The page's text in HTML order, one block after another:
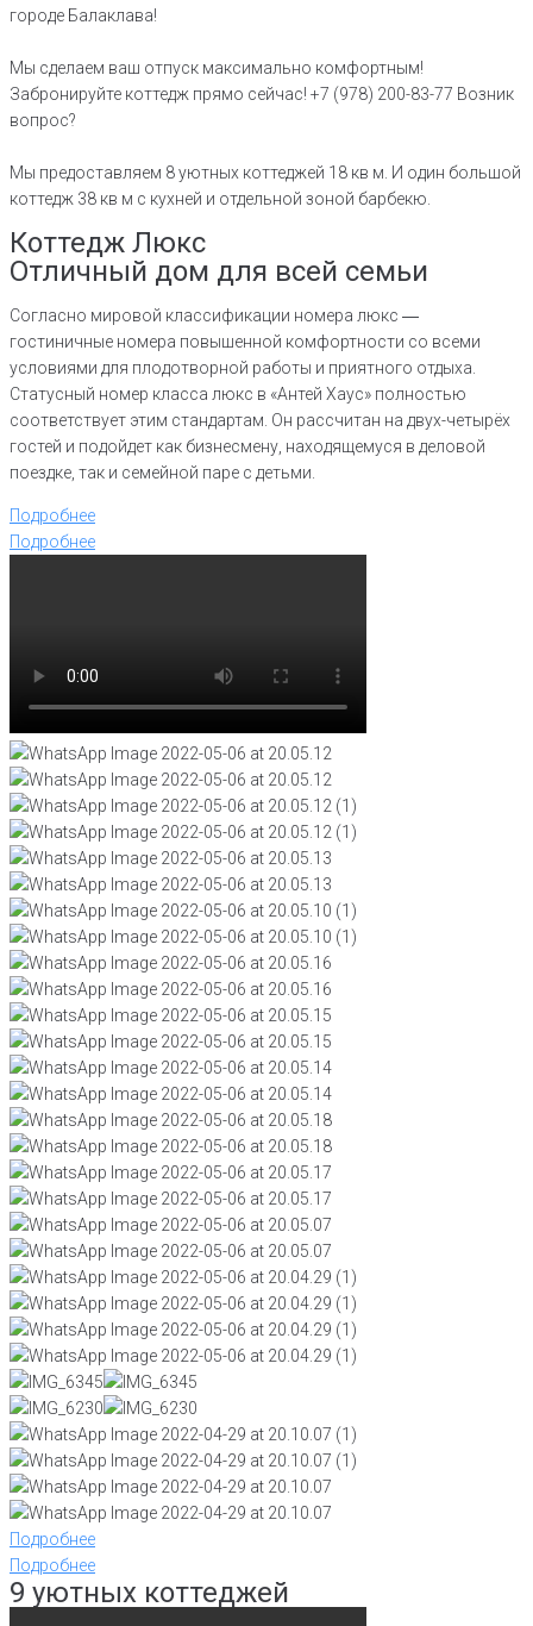
городе Балаклава!
Мы сделаем ваш отпуск максимально комфортным!
Забронируйте коттедж прямо сейчас! +7 (978) 200-83-77 Возник
вопрос?
Мы предоставляем 8 уютных коттеджей 18 кв м. И один большой
коттедж 38 кв м с кухней и отдельной зоной барбекю.
Коттедж Люкс
Отличный дом для всей семьи
Согласно мировой классификации номера люкс ―
гостиничные номера повышенной комфортности со всеми
условиями для плодотворной работы и приятного отдыха.
Статусный номер класса люкс в «Антей Хаус» полностью
соответствует этим стандартам. Он рассчитан на двух-четырёх
гостей и подойдет как бизнесмену, находящемуся в деловой
поездке, так и семейной паре с детьми.
Подробнее
Подробнее
Подробнее
Подробнее
9 уютных коттеджей